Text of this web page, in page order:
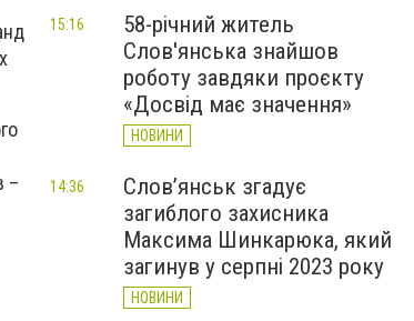
–
58-річний житель
Слов'янська знайшов
роботу завдяки проєкту
«Досвід має значення»
НОВИНИ
15:16
Слов’янськ згадує
загиблого захисника
Максима Шинкарюка, який
загинув у серпні 2023 року
НОВИНИ
14:36